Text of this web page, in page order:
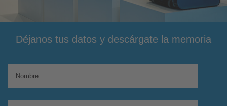
Déjanos tus datos y descárgate la memoria